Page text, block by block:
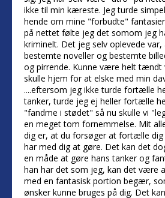
ikke til min kæreste. Jeg turde
hende om mine "forbudte"
på nettet følte jeg det somom jeg
kriminelt. Det jeg selv oplevede
bestemte noveller og bestemte
og pirrende. Kunne være helt tændt
skulle hjem for at elske med min
....eftersom jeg ikke turde fortælle
tanker, turde jeg ej heller fortælle
"fandme i stødet" så nu skulle vi
en meget tom fornemmelse. Mit
dig er, at du forsøger at fortælle dig
har med dig at gøre. Det kan det
en måde at gøre hans tanker og
han har det som jeg, kan det være
med en fantasisk portion begær,
ønsker kunne bruges på dig. Det